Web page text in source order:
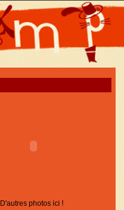
D'autres photos ici !